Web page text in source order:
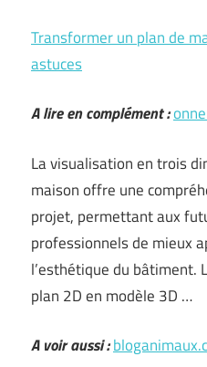
Transformer un plan de
astuces
A lire en complément :
La visualisation en trois
maison offre une
projet, permettant aux
professionnels de mieux
l’esthétique du bâtiment.
plan 2D en modèle 3D …
A voir aussi :